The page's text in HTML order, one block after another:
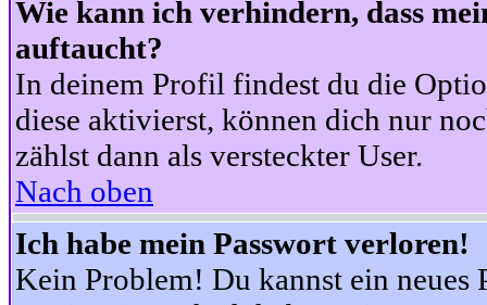
Wie kann ich verhindern, dass
auftaucht?
In deinem Profil findest du die
diese aktivierst, können dich nur
zählst dann als versteckter User.
Nach oben
Ich habe mein Passwort verloren!
Kein Problem! Du kannst ein neues